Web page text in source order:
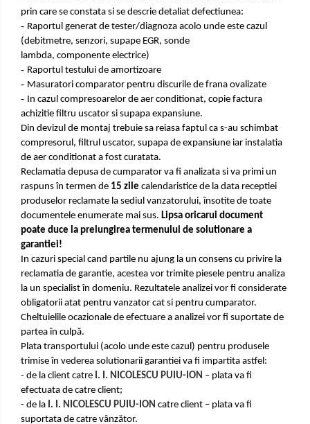
prin care se constata si se descrie detaliat defectiunea:
- Raportul generat de tester/diagnoza acolo unde este cazul
(debitmetre, senzori, supape EGR, sonde
lambda, componente electrice)
- Raportul testului de amortizoare
- Masuratori comparator pentru discurile de frana ovalizate
- In cazul compresoarelor de aer conditionat, copie factura
achizitie filtru uscator si supapa expansiune.
Din devizul de montaj trebuie sa reiasa faptul ca s-au schimbat
compresorul, filtrul uscator, supapa de expansiune iar instalatia
de aer conditionat a fost curatata.
Reclamatia depusa de cumparator va fi analizata si va primi un
raspuns în termen de 15 zile calendaristice de la data receptiei
produselor reclamate la sediul vanzatorului, însotite de toate
documentele enumerate mai sus. Lipsa oricarui document
poate duce la prelungirea termenului de solutionare a
garantiei!
In cazuri special cand partile nu ajung la un consens cu privire la
reclamatia de garantie, acestea vor trimite piesele pentru analiza
la un specialist în domeniu. Rezultatele analizei vor fi considerate
obligatorii atat pentru vanzator cat si pentru cumparator.
Cheltuielile ocazionale de efectuare a analizei vor fi suportate de
partea în culpă.
Plata transportului (acolo unde este cazul) pentru produsele
trimise în vederea solutionarii garantiei va fi impartita astfel:
- de la client catre I. I. NICOLESCU PUIU-ION – plata va fi
efectuata de catre client;
- de la I. I. NICOLESCU PUIU-ION catre client – plata va fi
suportata de catre vânzător.